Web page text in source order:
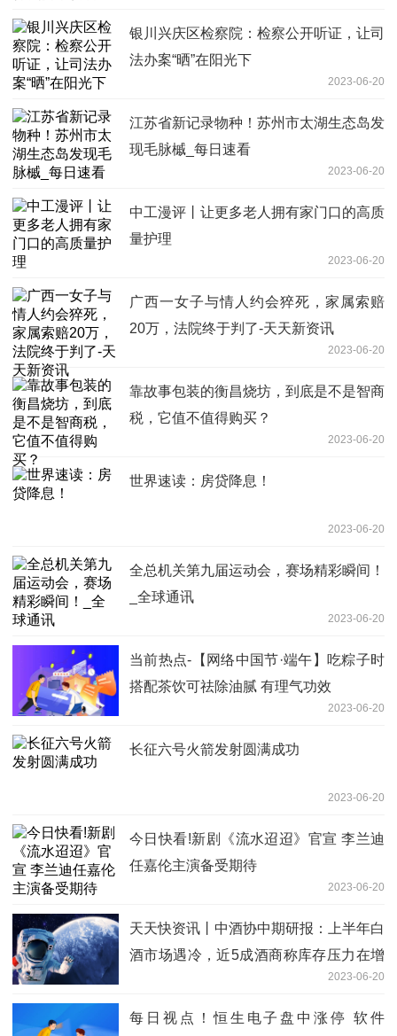
银川兴庆区检察院：检察公开听证，让司
法办案“晒”在阳光下
2023-06-20
江苏省新记录物种！苏州市太湖生态岛发
现毛脉槭_每日速看
2023-06-20
中工漫评丨让更多老人拥有家门口的高质
量护理
2023-06-20
广西一女子与情人约会猝死，家属索赔
20万，法院终于判了-天天新资讯
2023-06-20
靠故事包装的衡昌烧坊，到底是不是智商
税，它值不值得购买？
2023-06-20
世界速读：房贷降息！
2023-06-20
全总机关第九届运动会，赛场精彩瞬间！
_全球通讯
2023-06-20
当前热点-【网络中国节·端午】吃粽子时
搭配茶饮可祛除油腻 有理气功效
2023-06-20
长征六号火箭发射圆满成功
2023-06-20
今日快看!新剧《流水迢迢》官宣 李兰迪
任嘉伦主演备受期待
2023-06-20
天天快资讯丨中酒协中期研报：上半年白
酒市场遇冷，近5成酒商称库存压力在增
2023-06-20
每日视点！恒生电子盘中涨停 软件